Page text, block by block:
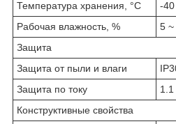
Температура хранения, °C
-
Рабочая влажность, %
5
Защита
Защита от пыли и влаги
Защита по току
Конструктивные свойства